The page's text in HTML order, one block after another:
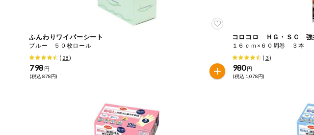
毎週自動お届け商品
毎週自動お届け商品を確認する
いつでも注文（毎週企画）
おやつ
飲料
大豆
アレルゲン情報は、商品企画時の情報のため、ご使用前には必ず商品パッケージの表示
特定原材料に準ずるものは、お取引先から情報提供のあった範囲でのお知らせです。
ふんわりワイパーシート
ブルー ５０枚ロール
( 28)
798 円
(税込 878円)
コロコロ ＨＧ・ＳＣ 強
１６ｃｍ×６０周巻 ３本
( 3)
980 円
(税込 1,078円)